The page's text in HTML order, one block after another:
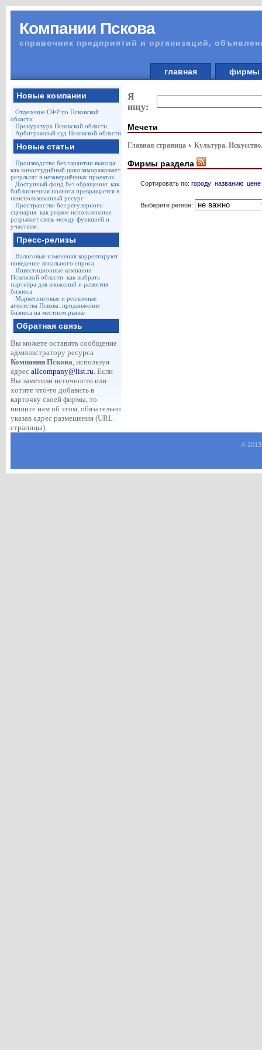
Компании Пскова
справочник предприятий и организаций,
главная
Новые компании
Отделение СФР по Псковской
области
Прокуратура Псковской области
Арбитражный суд Псковской области
Новые статьи
Производство без гарантии выхода:
как киностудийный цикл замораживает
результат в незавершённых проектах
Доступный фонд без обращения: как
библиотечная полнота превращается в
неиспользованный ресурс
Пространство без регулярного
сценария: как редкое использование
разрывает связь между функцией и
участием
Пресс-релизы
Налоговые изменения корректируют
поведение локального спроса
Инвестиционные компании
Псковской области: как выбрать
партнёра для вложений и развития
бизнеса
Маркетинговые и рекламные
агентства Пскова: продвижение
бизнеса на местном рынке
Обратная связь
Вы можете оставить сообщение
администратору ресурса
Компании Пскова, используя
адрес allcompany@list.ru. Если
Вы заметили неточности или
хотите что-то добавить в
карточку своей фирмы, то
пишите нам об этом, обязательно
указав адрес размещения (URL
страницы).
Я
ищу:
Мечети
Главная страница Культура.
Фирмы раздела
Сортировать по: городу названию цене
Выберите регион:
©